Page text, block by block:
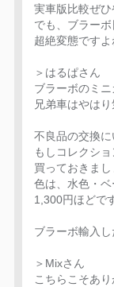
実車版比較ぜひ
でも、ブラー
超絶変態ですよ
＞はるぱさん
ブラーボのミ
兄弟車はやは
不良品の交換に
もしコレクシ
買っておきま
色は、水色・ベ
1,300円ほどで
ブラーボ輸入し
＞Mixさん
こちらこそあ